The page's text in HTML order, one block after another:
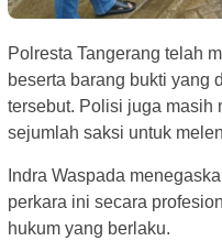
Polresta Tangerang telah
beserta barang bukti yang
tersebut. Polisi juga masih
sejumlah saksi untuk
Indra Waspada
perkara ini secara
hukum yang berlaku.